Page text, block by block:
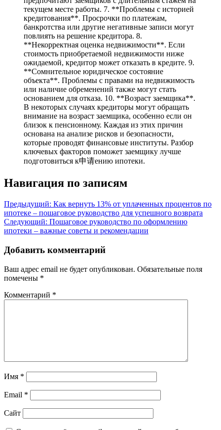
текущем месте работы. 7. **Проблемы с историей
кредитования**. Просрочки по платежам,
банкротства или другие негативные записи могут
повлиять на решение кредитора. 8.
**Некорректная оценка недвижимости**. Если
стоимость приобретаемой недвижимости ниже
ожидаемой, кредитор может отказать в кредите. 9.
**Сомнительное юридическое состояние
объекта**. Проблемы с правами на недвижимость
или наличие обременений также могут стать
основанием для отказа. 10. **Возраст заемщика**.
В некоторых случаях кредиторы могут обращать
внимание на возраст заемщика, особенно если он
близок к пенсионному. Каждая из этих причин
основана на анализе рисков и безопасности,
которые проводят финансовые институты. Разбор
ключевых факторов поможет заемщику лучше
подготовиться к申请ению ипотеки.
Навигация по записям
Предыдущий: Как вернуть 13% от уплаченных процентов по
ипотеке – пошаговое руководство для успешного возврата
Следующий: Пошаговое руководство по оформлению
ипотеки – важные советы и рекомендации
Добавить комментарий
Ваш адрес email не будет опубликован. Обязательные поля
помечены *
Комментарий *
Имя *
Email *
Сайт